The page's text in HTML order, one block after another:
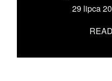
29 lipca